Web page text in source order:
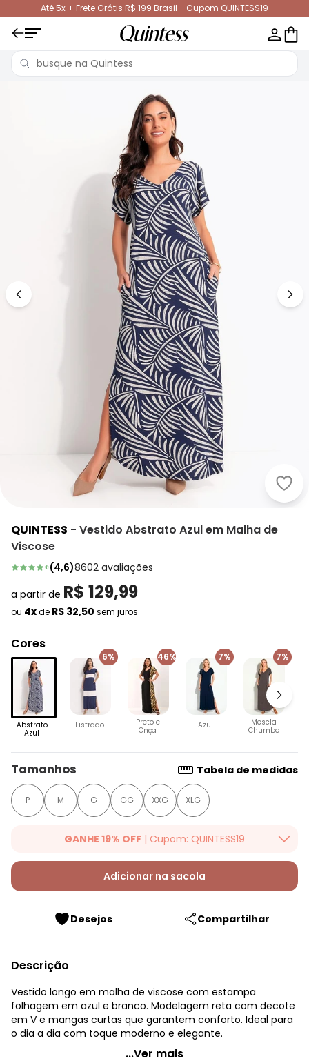
Até 5x + Frete Grátis R$ 199 Brasil - Cupom QUINTESS19
QUINTESS - Vestido Abstrato Azul em Malha de
Viscose
(4,6)8602 avaliações
a partir de R$ 129,99
ou 4xde R$ 32,50 sem juros
Cores
Abstrato
Azul
6%
Listrado
46%
Preto e
Onça
7%
Azul
7%
Mescla
Chumbo
Tamanhos Tabela de medidas
P M G GG XXG XLG
GANHE 19% OFF | Cupom: QUINTESS19
Ganhe 19% OFF Extra em qualquer valor, usando o cupom:
QUINTESS19. Válido para toda loja Quintess, até 07/08/2026.
Adicionar na sacola
Desejos Compartilhar
Descrição
Vestido longo em malha de viscose com estampa
folhagem em azul e branco. Modelagem reta com decote
em V e mangas curtas que garantem conforto. Ideal para
o dia a dia com toque moderno e elegante.
Quintess - Vestido Abstrato Azul em Malha de Viscose
...Ver mais